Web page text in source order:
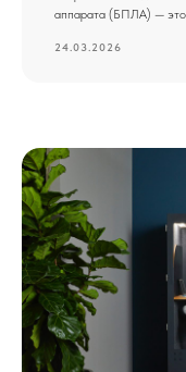
аппарата (БПЛА) — это
24.03.2026